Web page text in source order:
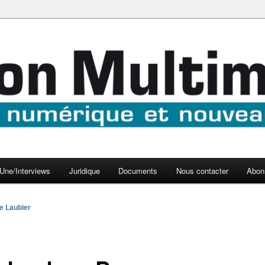
Une/Interviews Juridique Documents Nous contacter
Laubier